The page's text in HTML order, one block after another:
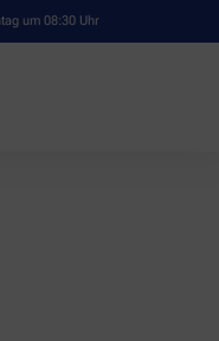
um 08:30 Uhr